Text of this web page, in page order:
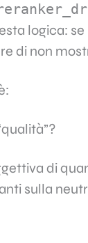
logica:
di non
di
sulla